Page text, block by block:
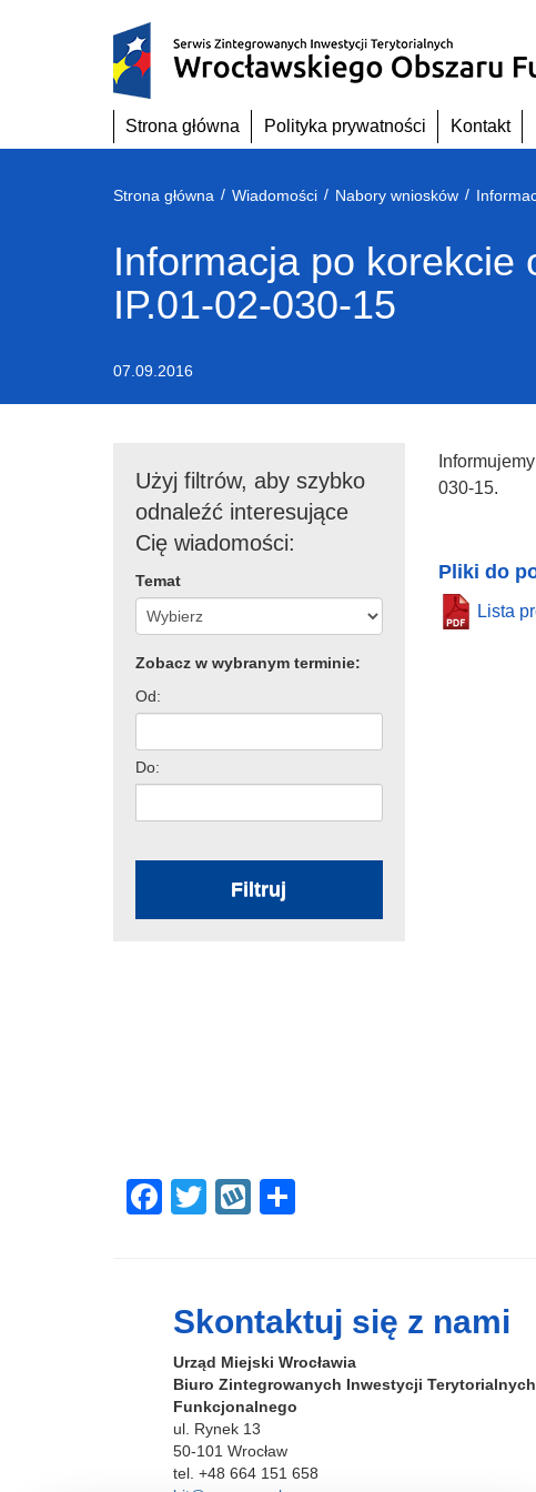
Strona główna Polityka prywatności Kontakt
Strona główna / Wiadomości / Nabory wniosków /
Informacja po korekcie
IP.01-02-030-15
07.09.2016
Użyj filtrów, aby szybko
odnaleźć interesujące
Cię wiadomości:
Temat
Zobacz w wybranym terminie:
Od:
Do:
Filtruj
030-15.
F
e
b
o
o
k
T
W
p
e
Pliki do
Lista
Skontaktuj się z nami
Urząd Miejski Wrocławia
Biuro Zintegrowanych Inwestycji Terytorialnych
Funkcjonalnego
ul. Rynek 13
50-101 Wrocław
tel. +48 664 151 658